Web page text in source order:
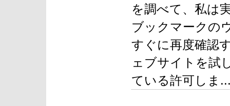
を調べて、私は
ブックマークの
すぐに再度確認
ェブサイトを試
ている許可しま